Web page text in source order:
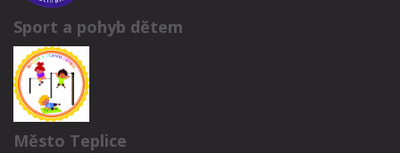
Sport a pohyb dětem
Město Teplice